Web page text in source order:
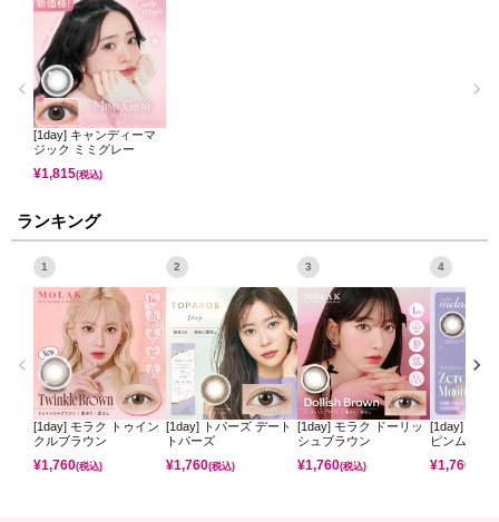
[1day] キャンディーマ
ジック ミミグレー
¥1,815(税込)
ランキング
1
[1day] モラク トゥイン
クルブラウン
¥1,760(税込)
2
[1day] トパーズ デート
トパーズ
¥1,760(税込)
3
[1day] モラク ドーリッ
シュブラウン
¥1,760(税込)
4
[1day] ミレ
ピンムーン
¥1,760